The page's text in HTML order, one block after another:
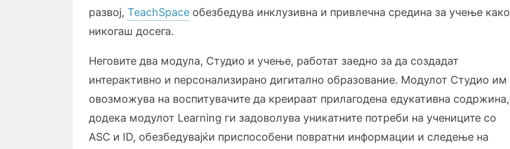
развој, TeachSpace обезбедува инклузивна и привлечна средина за учење како
никогаш досега.
Неговите два модула, Студио и учење, работат заедно за да создадат
интерактивно и персонализирано дигитално образование. Модулот Студио им
овозможува на воспитувачите да креираат прилагодена едукативна содржина,
додека модулот Learning ги задоволува уникатните потреби на учениците со
ASC и ID, обезбедувајќи приспособени повратни информации и следење на